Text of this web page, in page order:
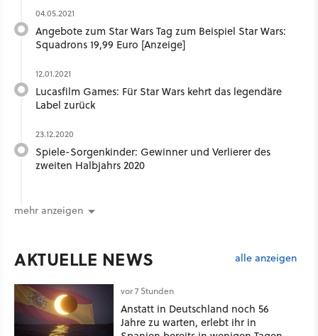
04.05.2021
Angebote zum Star Wars Tag zum Beispiel Star Wars:
Squadrons 19,99 Euro [Anzeige]
12.01.2021
Lucasfilm Games: Für Star Wars kehrt das legendäre
Label zurück
23.12.2020
Spiele-Sorgenkinder: Gewinner und Verlierer des
zweiten Halbjahrs 2020
mehr anzeigen
AKTUELLE NEWS alle anzeigen
vor 7 Stunden
Anstatt in Deutschland noch 56
Jahre zu warten, erlebt ihr in